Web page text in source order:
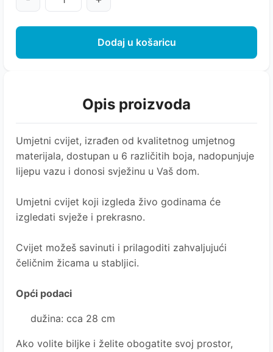
Dodaj u košaricu
Opis proizvoda
Umjetni cvijet, izrađen od kvalitetnog umjetnog
materijala, dostupan u 6 različitih boja, nadopunjuje
lijepu vazu i donosi svježinu u Vaš dom.
Umjetni cvijet koji izgleda živo godinama će
izgledati svježe i prekrasno.
Cvijet možeš savinuti i prilagoditi zahvaljujući
čeličnim žicama u stabljici.
Opći podaci
dužina: cca 28 cm
Ako volite biljke i želite obogatite svoj prostor,